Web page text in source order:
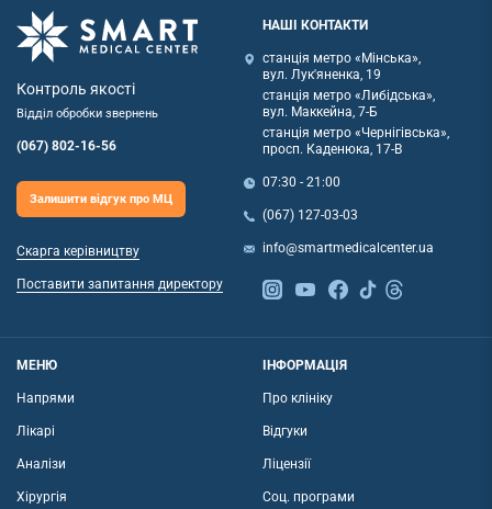
Контроль якості
Відділ обробки звернень
(067) 802-16-56
Залишити відгук про МЦ
Скарга керівництву
Поставити запитання директору
НАШІ КОНТАКТИ
станція метро «Мінська»,
вул. Лук'яненка, 19
станція метро «Либідська»,
вул. Маккейна, 7-Б
станція метро «Чернігівська»,
просп. Каденюка, 17-В
07:30 - 21:00
(067) 127-03-03
info@smartmedicalcenter.ua
МЕНЮ
Напрями
Лікарі
Аналізи
Хірургія
ІНФОРМАЦІЯ
Про клініку
Відгуки
Ліцензії
Соц. програми